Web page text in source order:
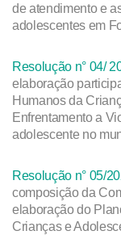
de atendimento e
adolescentes em
Resolução n° 04/
elaboração
Humanos da
Enfrentamento a
adolescente no
Resolução n° 05/
composição da
elaboração do
Crianças e